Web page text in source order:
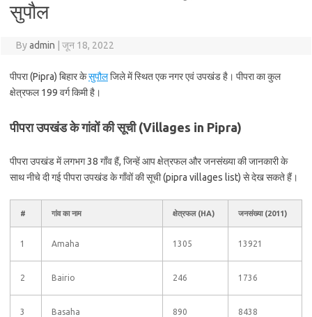
सुपौल
Byadmin जून 18, 2022
पीपरा (Pipra) बिहार केसुपौलजिले में स्थित एक नगर एवं उपखंड है। पीपरा का कुल
क्षेत्रफल 199 वर्ग किमी है।
पीपरा उपखंड के गांवों की सूची (Villages in Pipra)
पीपरा उपखंड में लगभग 38 गाँव हैं, जिन्हें आप क्षेत्रफल और जनसंख्या की जानकारी के
साथ नीचे दी गई पीपरा उपखंड के गाँवों की सूची (pipra villages list) से देख सकते हैं।
# गांव का नाम क्षेत्रफल (HA) जनसंख्या (2011)
1 Amaha 1305 13921
2 Bairio 246 1736
3 Basaha 890 8438